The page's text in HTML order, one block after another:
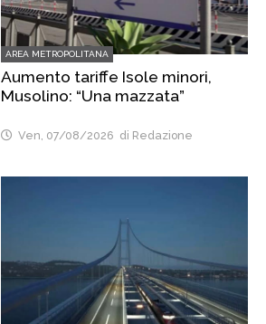
AREA METROPOLITANA
Aumento tariffe Isole minori,
Musolino: “Una mazzata”
Ven, 07/08/2026 di Redazione